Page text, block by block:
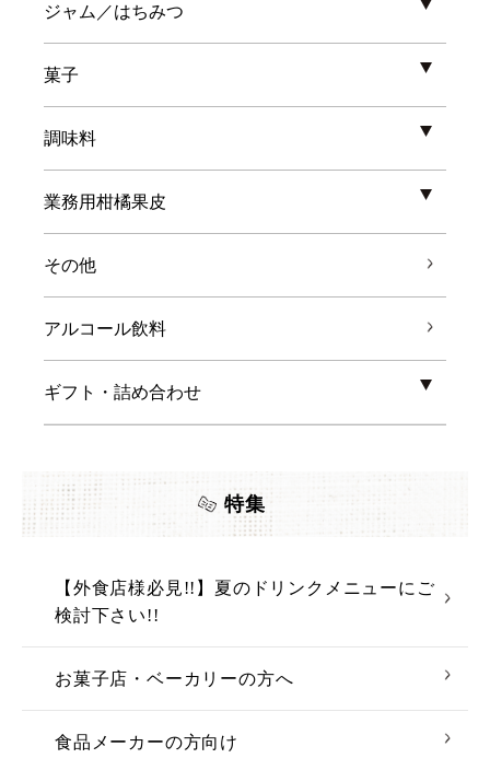
ジャム／はちみつ
菓子
調味料
業務用柑橘果皮
その他
アルコール飲料
ギフト・詰め合わせ
特集
【外食店様必見!!】夏のドリンクメニューにご
検討下さい!!
お菓子店・ベーカリーの方へ
食品メーカーの方向け